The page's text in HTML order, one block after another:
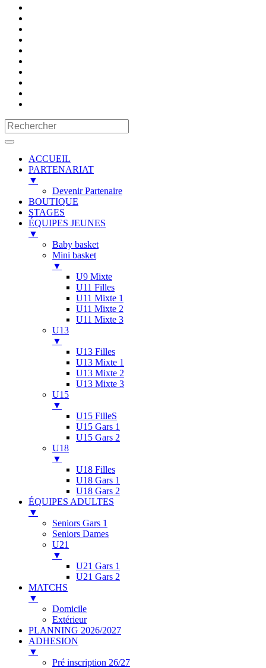
ACCUEIL
PARTENARIAT
▼
Devenir Partenaire
BOUTIQUE
STAGES
ÉQUIPES JEUNES
▼
Baby basket
Mini basket
▼
U9 Mixte
U11 Filles
U11 Mixte 1
U11 Mixte 2
U11 Mixte 3
U13
▼
U13 Filles
U13 Mixte 1
U13 Mixte 2
U13 Mixte 3
U15
▼
U15 FilleS
U15 Gars 1
U15 Gars 2
U18
▼
U18 Filles
U18 Gars 1
U18 Gars 2
ÉQUIPES ADULTES
▼
Seniors Gars 1
Seniors Dames
U21
▼
U21 Gars 1
U21 Gars 2
MATCHS
▼
Domicile
Extérieur
PLANNING 2026/2027
ADHESION
▼
Pré inscription 26/27